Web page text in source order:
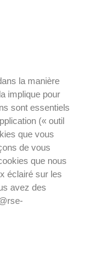
la manière
implique pour
sont essentiels
(« outil
que vous
de vous
que nous
éclairé sur les
avez des